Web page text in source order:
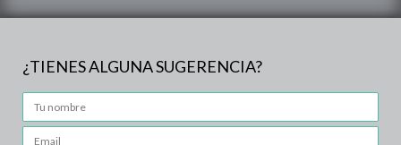
¿TIENES ALGUNA SUGERENCIA?